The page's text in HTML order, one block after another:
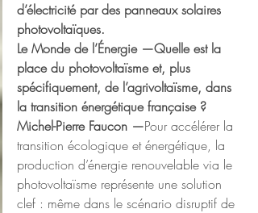
d’électricité par des panneaux solaires
photovoltaïques.
Le Monde de l’Énergie —Quelle est la
place du photovoltaïsme et, plus
spécifiquement, de l’agrivoltaïsme, dans
la transition énergétique française ?
Michel-Pierre Faucon —Pour accélérer la
transition écologique et énergétique, la
production d’énergie renouvelable via le
photovoltaïsme représente une solution
clef : même dans le scénario disruptif de